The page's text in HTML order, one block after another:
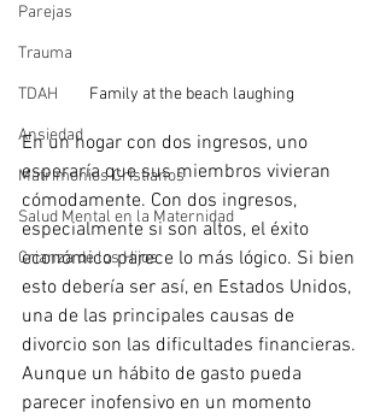
Parejas
Trauma
TDAH
Ansiedad
Matrimonios Cristianos
Salud Mental en la Maternidad
Crianza de los Hijos
Family at the beach laughing
En un hogar con dos ingresos, uno
esperaría que sus miembros vivieran
cómodamente. Con dos ingresos,
especialmente si son altos, el éxito
económico parece lo más lógico. Si bien
esto debería ser así, en Estados Unidos,
una de las principales causas de
divorcio son las dificultades financieras.
Aunque un hábito de gasto pueda
parecer inofensivo en un momento